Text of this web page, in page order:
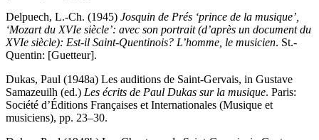
Delpuech, L.-Ch. (1945) Josquin de Prés ‘prince de la musique’,
‘Mozart du XVIe siècle’: avec son portrait (d’après un document du
XVIe siècle): Est-il Saint-Quentinois? L’homme, le musicien. St.-
Quentin: [Guetteur].
Dukas, Paul (1948a) Les auditions de Saint-Gervais, in Gustave
Samazeuilh (ed.) Les écrits de Paul Dukas sur la musique. Paris:
Société d’Éditions Françaises et Internationales (Musique et
musiciens), pp. 23–30.